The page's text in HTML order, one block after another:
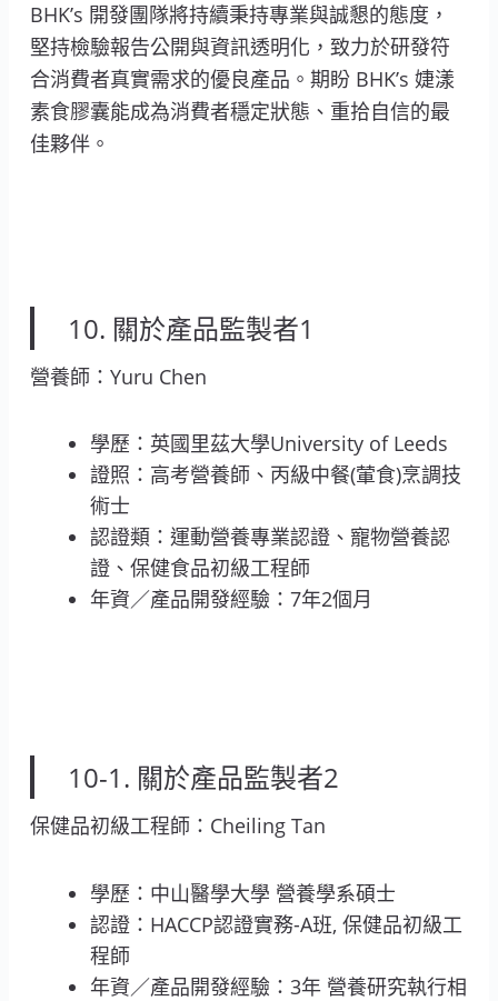
BHK’s 開發團隊將持續秉持專業與誠懇的態度，
堅持檢驗報告公開與資訊透明化，致力於研發符
合消費者真實需求的優良產品。期盼 BHK’s 婕漾
素食膠囊能成為消費者穩定狀態、重拾自信的最
佳夥伴。
10. 關於產品監製者1
營養師：Yuru Chen
學歷：英國里茲大學University of Leeds
證照：高考營養師、丙級中餐(葷食)烹調技
術士
認證類：運動營養專業認證、寵物營養認
證、保健食品初級工程師
年資／產品開發經驗：7年2個月
10-1. 關於產品監製者2
保健品初級工程師：Cheiling Tan
學歷：中山醫學大學 營養學系碩士
認證：HACCP認證實務-A班, 保健品初級工
程師
年資／產品開發經驗：3年 營養研究執行相